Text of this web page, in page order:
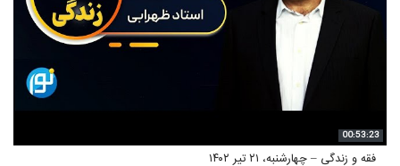
00:53:23
فقه و زندگی – چهارشنبه، ۲۱ تیر ۱۴۰۲